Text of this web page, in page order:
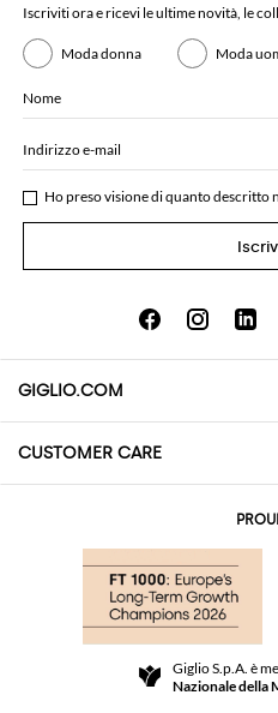
Iscriviti ora e ricevi le ultime novità, le
Moda donna Moda
Nome
Indirizzo e-mail
Ho preso visione di quanto descritto
GIGLIO.COM
About
Community Store
CUSTOMER CARE
Resi e Rimborsi
Termini e Condizioni di venditaGiglio S.p.A. è
Nazionale della